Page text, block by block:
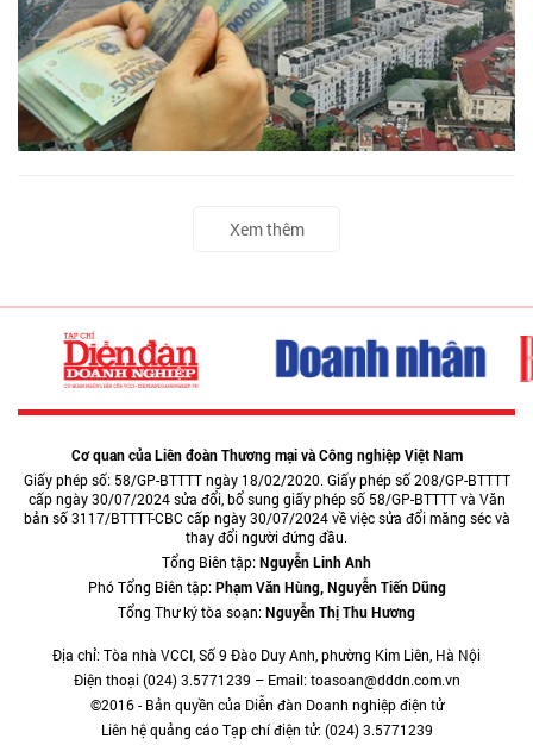
Xem thêm
Cơ quan của Liên đoàn Thương mại và Công nghiệp Việt Nam
Giấy phép số: 58/GP-BTTTT ngày 18/02/2020. Giấy phép số 208/GP-BTTTT
cấp ngày 30/07/2024 sửa đổi, bổ sung giấy phép số 58/GP-BTTTT và Văn
bản số 3117/BTTTT-CBC cấp ngày 30/07/2024 về việc sửa đổi măng séc và
thay đổi người đứng đầu.
Tổng Biên tập:Nguyễn Linh Anh
Phó Tổng Biên tập:Phạm Văn Hùng, Nguyễn Tiến Dũng
Tổng Thư ký tòa soạn:Nguyễn Thị Thu Hương
Địa chỉ: Tòa nhà VCCI, Số 9 Đào Duy Anh, phường Kim Liên, Hà Nội
Điện thoại (024) 3.5771239 – Email: toasoan@dddn.com.vn
©2016 - Bản quyền của Diễn đàn Doanh nghiệp điện tử
Liên hệ quảng cáo Tạp chí điện tử: (024) 3.5771239